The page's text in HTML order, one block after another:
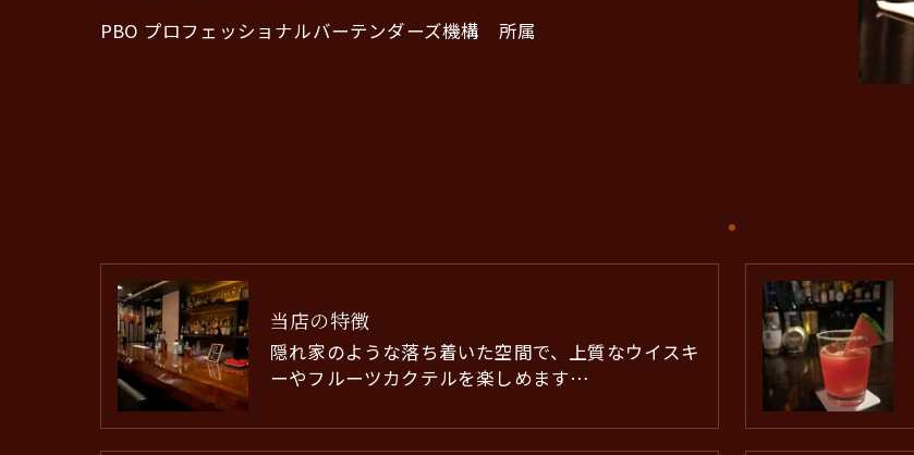
PBO プロフェッショナルバーテンダーズ機構 所属
当店の特徴
隠れ家のような落ち着いた空間で、上質なウイスキ
ーやフルーツカクテルを楽しめます…